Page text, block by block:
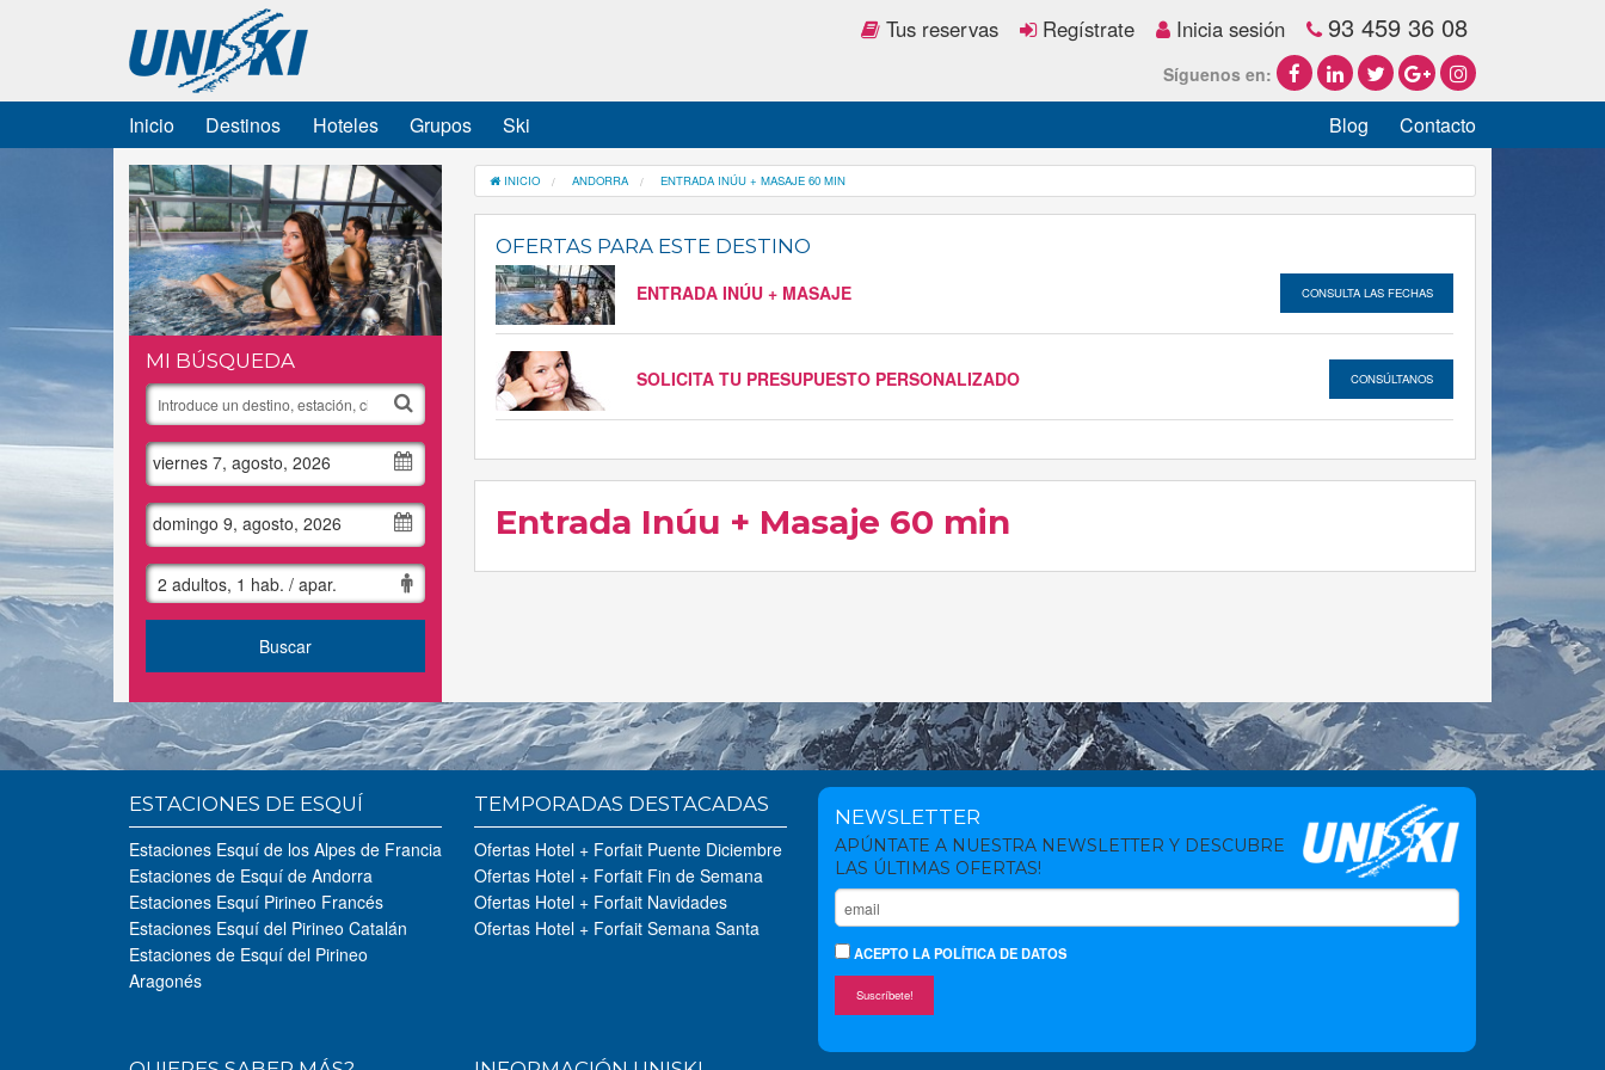
Tus reservas Regístrate Inicia sesión 93 459 36 08
Síguenos en:
Inicio Destinos Hoteles Grupos Ski Blog Contacto
MI BÚSQUEDA
viernes 7, agosto, 2026
domingo 9, agosto, 2026
2 adultos, 1 hab. / apar.
Buscar
INICIO ANDORRA ENTRADA INÚU + MASAJE 60 MIN
OFERTAS PARA ESTE DESTINO
ENTRADA INÚU + MASAJE
CONSULTA LAS FECHAS
SOLICITA TU PRESUPUESTO PERSONALIZADO CONSÚLTANOS
Entrada Inúu + Masaje 60 min
ESTACIONES DE ESQUÍ
Estaciones Esquí de los Alpes de Francia
Estaciones de Esquí de Andorra
Estaciones Esquí Pirineo Francés
Estaciones Esquí del Pirineo Catalán
Estaciones de Esquí del Pirineo
Aragonés
TEMPORADAS DESTACADAS
Ofertas Hotel + Forfait Puente Diciembre
Ofertas Hotel + Forfait Fin de Semana
Ofertas Hotel + Forfait Navidades
Ofertas Hotel + Forfait Semana Santa
NEWSLETTER
APÚNTATE A NUESTRA NEWSLETTER Y DESCUBRE
LAS ÚLTIMAS OFERTAS!
ACEPTOLA POLÍTICA DE DATOS
Suscríbete!